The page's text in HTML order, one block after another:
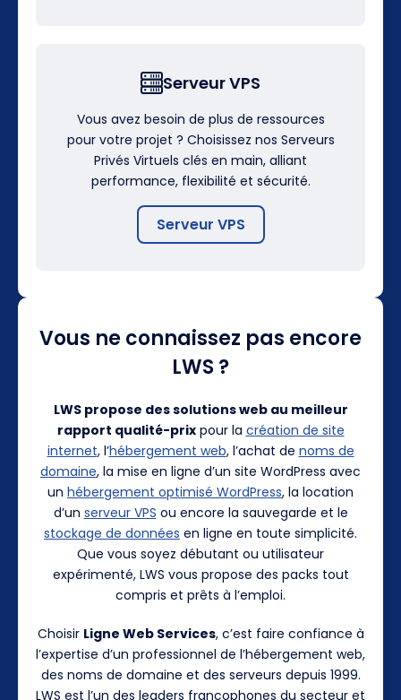
Serveur VPS
Vous avez besoin de plus de ressources
pour votre projet ? Choisissez nos Serveurs
Privés Virtuels clés en main, alliant
performance, flexibilité et sécurité.
Serveur VPS
Vous ne connaissez pas encore
LWS ?
LWS propose des solutions web au meilleur
rapport qualité-prixpour la création de site
internet, l’hébergement web, l’achat de noms de
domaine, la mise en ligne d’un site WordPress avec
un hébergement optimisé WordPress, la location
d’un serveur VPS ou encore la sauvegarde et le
stockage de données en ligne en toute simplicité.
Que vous soyez débutant ou utilisateur
expérimenté, LWS vous propose des packs tout
compris et prêts à l’emploi.
Choisir Ligne Web Services, c’est faire confiance à
l’expertise d’un professionnel de l’hébergement web,
des noms de domaine et des serveurs depuis 1999.
LWS est l’un des leaders francophones du secteur et